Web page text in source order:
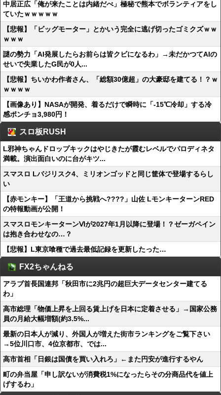
中居正広「俺が来たことは内緒だべ」極秘で熊本でボランティアをし
ていたｗｗｗｗｗ
【悲報】「ビッグモーター」とかいう完全に逃げ切ったゴミクズｗｗ
ｗｗｗ
謎の勢力「AI発展したらお前らは皆クビになるわ」→未だかつてAIの
せいで失業したG民が0人...
【悲報】ちいかわ作者さん、「総額30億超」の大豪邸を建てる！？ｗ
ｗｗｗｗ
【画像あり】NASAが開発、着るだけで瞬時に「-15℃冷却」する冷
感ポンチョ3,980円！
スロ板RUSH
L邪神ちゃんドロップキックはやじきたが霞むレベルでパロディネタ
満載。演出面白いのに台がキツ...
スマスロ Lバジリスク4、ミリオンゴッドと同じ筐体で登場するらし
い
【赤モンキー】「王道から挑戦へ????」山佐 LモンキーターンRED
の特報動画が公開！
スマスロモンキーターンⅥが2027年1月以降に登場！？ゼーガペイン
は抱き合わせなの…？
【悲報】L東京喰種で過去最低記録を更新したった…
FX2ちゃんねる
アラブ首長国連邦「秋田市に2兆円の超巨大データセンター建てる
わ」
高市総理「物価上昇を上回る賃上げを日本に定着させる」→国家公務
員の月給大幅増額(約3.5%...
最新の日本人が減り、外国人が増えた街市ランキングをご覧下さい
→5位川口市、4位京都市、では...
高市首相「日銀は国債を買い入れろ」←また円安が進行するやん
町の弁当屋「申し訳ないが消費税1%になったらその分商品代を値上
げするわ」